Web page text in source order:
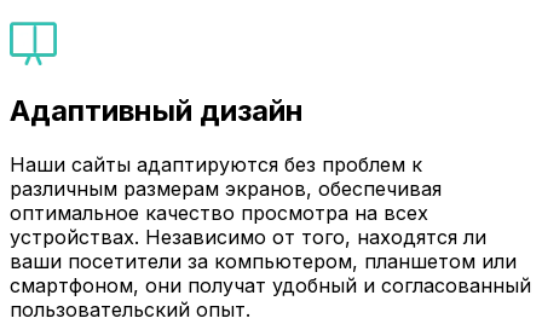
Адаптивный дизайн
Наши сайты адаптируются без проблем к
различным размерам экранов, обеспечивая
оптимальное качество просмотра на всех
устройствах. Независимо от того, находятся ли
ваши посетители за компьютером, планшетом или
смартфоном, они получат удобный и согласованный
пользовательский опыт.